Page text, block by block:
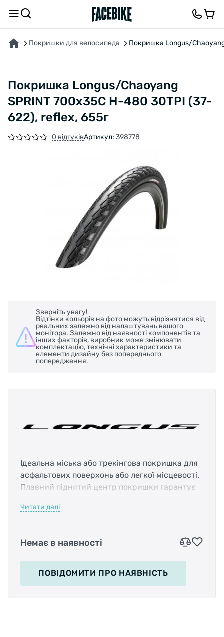
Покришки для велосипеда Покришка Longus/
Покришка Longus/Chaoyang
SPRINT 700x35C H-480 30TPI (37-
622), reflex, 655г
0 відгуківАртикул: 398778
Зверніть увагу!
Відтінки кольорів на фото можуть відрізнятися від
реальних залежно від налаштувань вашого
монітора. Залежно від наявності компонентів та
інших факторів, виробник може змінювати
комплектацію, технічні характеристики та
елементи дизайну без попереднього
попередження.
Ідеальна міська або трекінгова покришка для
асфальтових поверхонь або легкої місцевості.
Плавний піднятий центр покришки гарантує
більш комфортну їзду.
Глибокі канавки, що йдуть від центру до країв,
відводять воду від центру покришки.
Конструкція шини 30TPI забезпечує достатню
Читати далі
Немає в наявності
ПОВІДОМИТИ ПРО НАЯВНІСТЬ
ПРО ТОВАР ХАРАКТЕРИСТИКИОПИС ВІДГУКИ ТА ЗАПИТАННЯ